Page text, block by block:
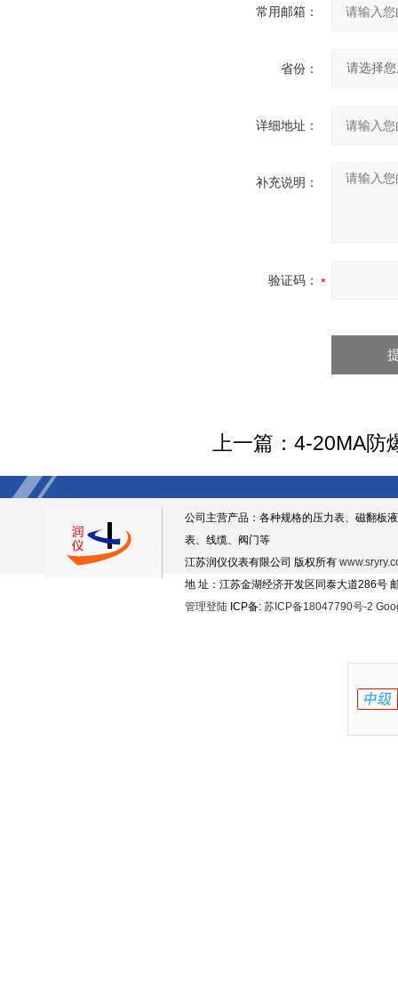
常用邮箱：
省份：
详细地址：
补充说明：
验证码：
上一篇： 4-20MA防
公司主营产品：各种规格的压力表、磁翻板
表、线缆、阀门等
江苏润仪仪表有限公司 版权所有
地 址：江苏金湖经济开发区同泰大道286号
管理登陆 ICP备: 苏ICP备18047790号-2